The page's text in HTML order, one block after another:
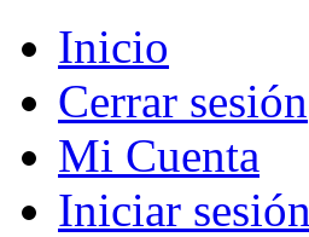
Inicio
Cerrar sesión
Mi Cuenta
Iniciar sesión